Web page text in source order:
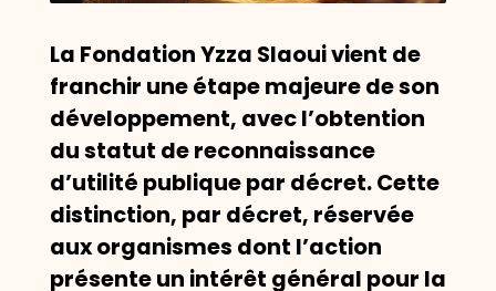
La Fondation Yzza Slaoui vient de
franchir une étape majeure de son
développement, avec l’obtention
du statut de reconnaissance
d’utilité publique par décret. Cette
distinction, par décret, réservée
aux organismes dont l’action
présente un intérêt général pour la